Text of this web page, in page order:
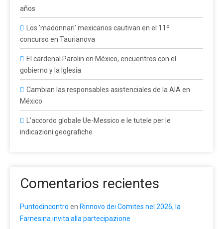
años
Los 'madonnari' mexicanos cautivan en el 11º
concurso en Taurianova
El cardenal Parolin en México, encuentros con el
gobierno y la Iglesia
Cambian las responsables asistenciales de la AIA en
México
L’accordo globale Ue-Messico e le tutele per le
indicazioni geografiche
Comentarios recientes
Puntodincontro en Rinnovo dei Comites nel 2026, la
Farnesina invita alla partecipazione